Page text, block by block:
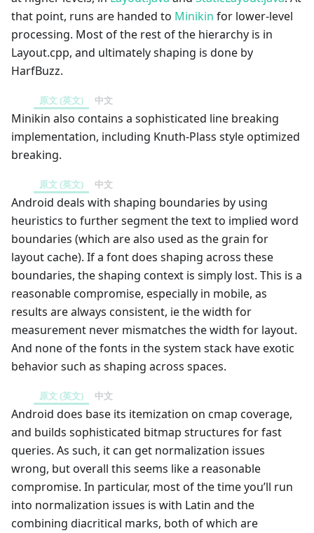
that point, runs are handed to Minikin for lower-level
processing. Most of the rest of the hierarchy is in
Layout.cpp, and ultimately shaping is done by
HarfBuzz.
原文 (英文) 中文
Minikin also contains a sophisticated line breaking
implementation, including Knuth-Plass style optimized
breaking.
原文 (英文) 中文
Android deals with shaping boundaries by using
heuristics to further segment the text to implied word
boundaries (which are also used as the grain for
layout cache). If a font does shaping across these
boundaries, the shaping context is simply lost. This is a
reasonable compromise, especially in mobile, as
results are always consistent, ie the width for
measurement never mismatches the width for layout.
And none of the fonts in the system stack have exotic
behavior such as shaping across spaces.
原文 (英文) 中文
Android does base its itemization on cmap coverage,
and builds sophisticated bitmap structures for fast
queries. As such, it can get normalization issues
wrong, but overall this seems like a reasonable
compromise. In particular, most of the time you’ll run
into normalization issues is with Latin and the
combining diacritical marks, both of which are